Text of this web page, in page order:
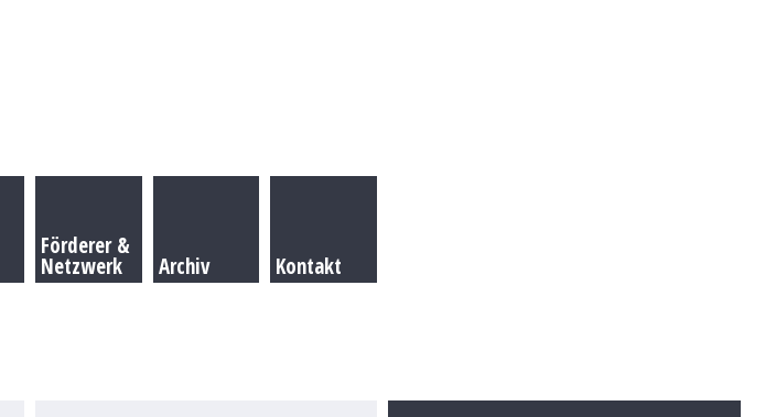
Förderer &
Netzwerk Archiv Kontakt